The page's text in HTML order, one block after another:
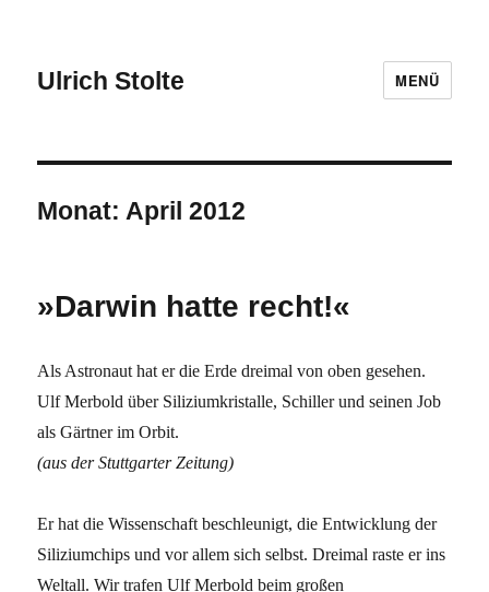
Ulrich Stolte MENÜ
Monat: April 2012
»Darwin hatte recht!«
Als Astronaut hat er die Erde dreimal von oben gesehen.
Ulf Merbold über Siliziumkristalle, Schiller und seinen Job
als Gärtner im Orbit.
(aus der Stuttgarter Zeitung)
Er hat die Wissenschaft beschleunigt, die Entwicklung der
Siliziumchips und vor allem sich selbst. Dreimal raste er ins
Weltall. Wir trafen Ulf Merbold beim großen